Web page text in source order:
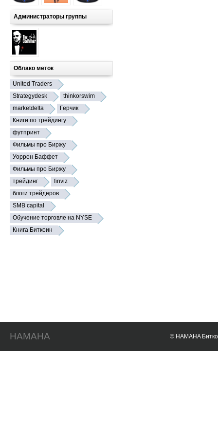
Администраторы группы
Облако меток
United Traders
Strategydesk
thinkorswim
marketdelta
Герчик
Книги по трейдингу
футпринт
Фильмы про Биржу
Уоррен Баффет
Фильмы про Биржу
трейдинг
finviz
блоги трейдеров
SMB capital
Обучение торговле на NYSE
Книга Биткоин
HAMAHA © HAMAHA